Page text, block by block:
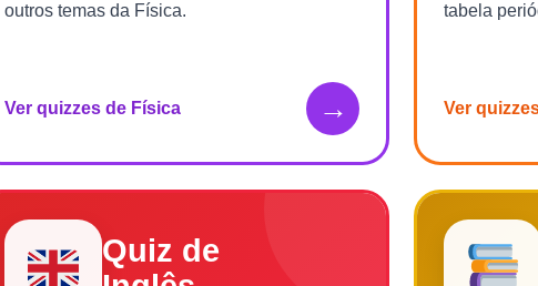
outros temas da Física.
Ver quizzes de Física →
tabela
Ver
Quiz de